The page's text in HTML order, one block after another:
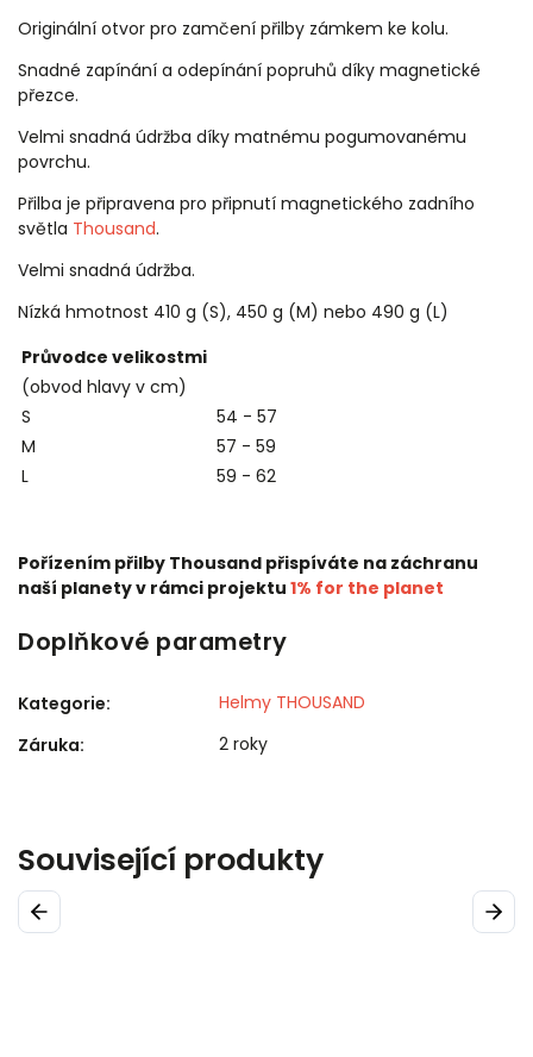
Originální otvor pro zamčení přilby zámkem ke kolu.
Snadné zapínání a odepínání popruhů díky magnetické
přezce.
Velmi snadná údržba díky matnému pogumovanému
povrchu.
Přilba je připravena pro připnutí magnetického zadního
světla Thousand.
Velmi snadná údržba.
Nízká hmotnost 410 g (S), 450 g (M) nebo 490 g (L)
Průvodce velikostmi
(obvod hlavy v cm)
S
54 - 57
M
57 - 59
L
59 - 62
Pořízením přilby Thousand přispíváte na záchranu
naší planety v rámci projektu 1% for the planet
Doplňkové parametry
Kategorie:
Helmy THOUSAND
Záruka: 2 roky
Související produkty
Previous Next